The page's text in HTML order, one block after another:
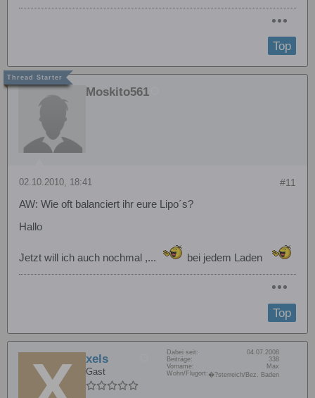
Top
Moskito561
#11
02.10.2010, 18:41
AW: Wie oft balanciert ihr eure Lipo´s?
Hallo
Jetzt will ich auch nochmal ,... bei jedem Laden
Top
xels
Gast
Dabei seit:
04.07.2008
Beiträge:
338
Vorname:
Max
Wohn/Flugort: �?sterreich/Bez. Baden